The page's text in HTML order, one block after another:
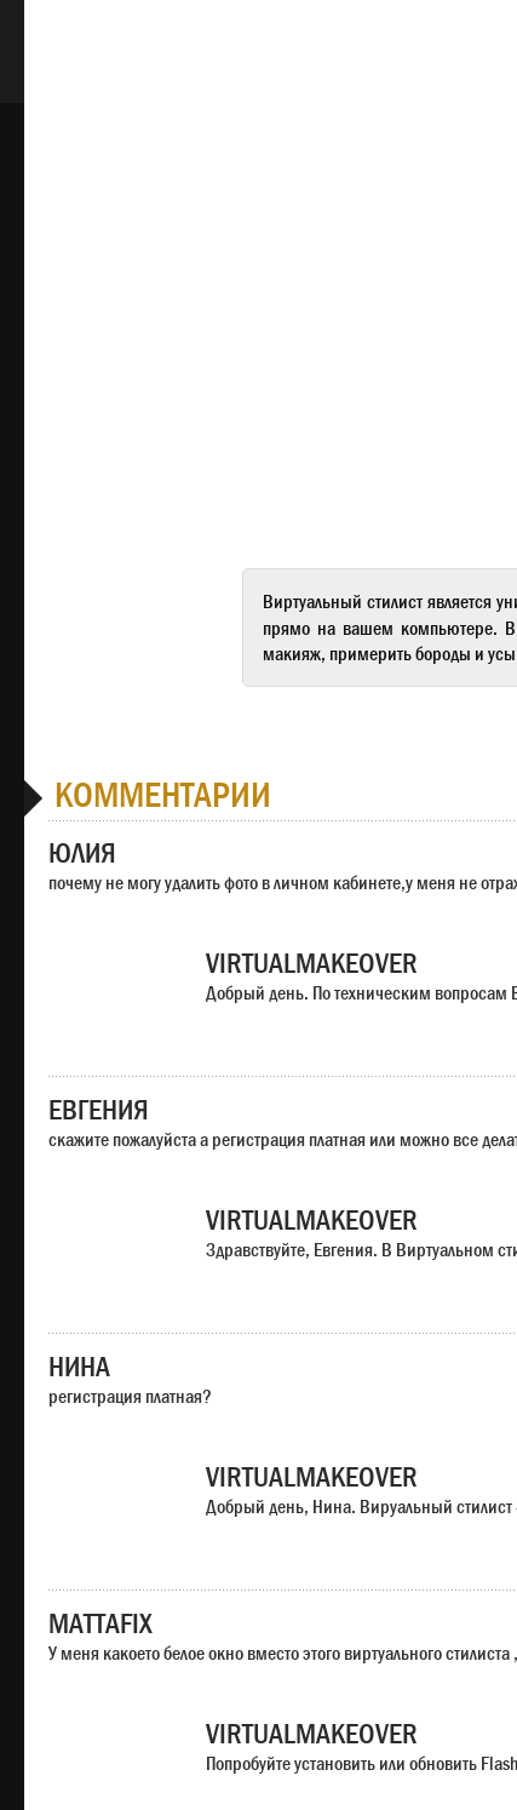
Виртуальный стилистявляется
прямо на вашем компьютере. В
макияж, примерить бороды и
КОММЕНТАРИИ
ЮЛИЯ
почему не могу удалить фото в личном кабинете,у меня не
VIRTUALMAKEOVER
Добрый день. По техническим вопросам
ЕВГЕНИЯ
скажите пожалуйста а регистрация платная или можно все
VIRTUALMAKEOVER
Здравствуйте, Евгения. В Виртуальном
НИНА
регистрация платная?
VIRTUALMAKEOVER
Добрый день, Нина. Вируальный стилист
MATTAFIX
У меня какоето белое окно вместо этого виртуального стилиста
VIRTUALMAKEOVER
Попробуйте установить или обновить